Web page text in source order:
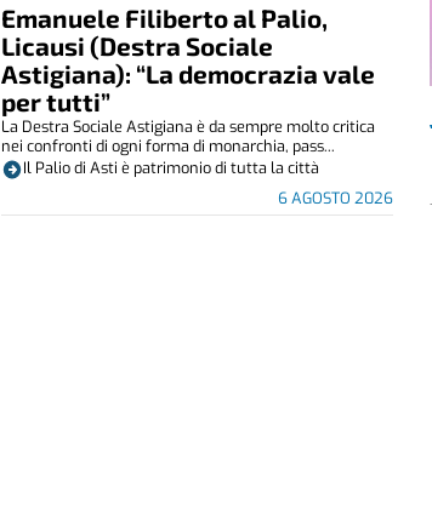
Emanuele Filiberto al Palio,
Licausi (Destra Sociale
Astigiana): “La democrazia vale
per tutti”
6 AGOSTO 2026
La Destra Sociale Astigiana è da sempre molto critica
nei confronti di ogni forma di monarchia, pass...
Il Palio di Asti è patrimonio di tutta la città